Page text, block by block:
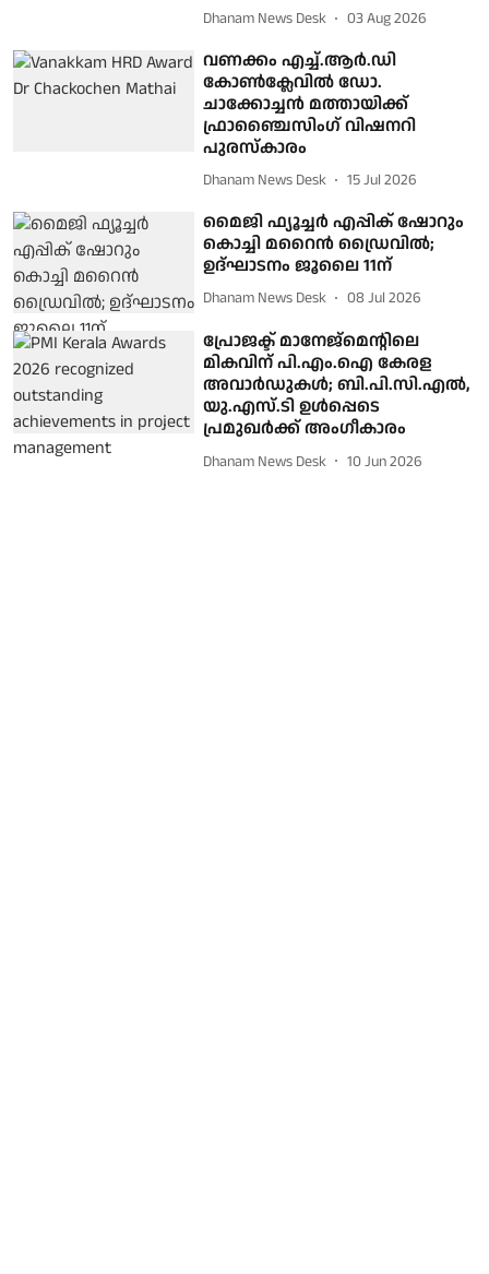
Dhanam News Desk 03 Aug 2026
വണക്കം എച്ച്.ആർ.ഡി
കോൺക്ലേവിൽ ഡോ.
ചാക്കോച്ചൻ മത്തായിക്ക്
ഫ്രാഞ്ചൈസിംഗ് വിഷനറി
പുരസ്കാരം
Dhanam News Desk 15 Jul 2026
മൈജി ഫ്യൂച്ചര്‍ എപ്പിക് ഷോറും
കൊച്ചി മറൈന്‍ ഡ്രൈവില്‍;
ഉദ്ഘാടനം ജൂലൈ 11ന്
Dhanam News Desk 08 Jul 2026
പ്രോജക്ട് മാനേജ്മെന്റിലെ
മികവിന് പി.എം.ഐ കേരള
അവാർഡുകൾ; ബി.പി.സി.എൽ,
യു.എസ്.ടി ഉൾപ്പെടെ
പ്രമുഖർക്ക് അംഗീകാരം
Dhanam News Desk 10 Jun 2026